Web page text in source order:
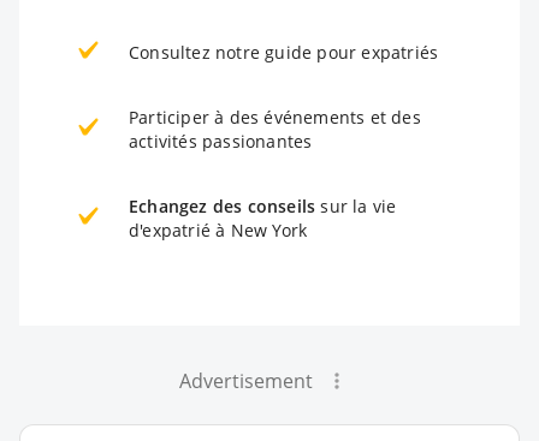
Consultez notre guide pour expatriés
Participer à des événements et des
activités passionantes
Echangez des conseils sur la vie
d'expatrié à New York
Advertisement